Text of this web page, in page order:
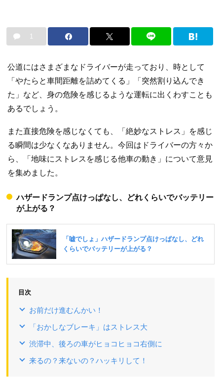
1
公道にはさまざまなドライバーが走っており、時として
「やたらと車間距離を詰めてくる」「突然割り込んでき
た」など、身の危険を感じるような運転に出くわすことも
あるでしょう。
また直接危険を感じなくても、「絶妙なストレス」を感じ
る瞬間は少なくなありません。今回はドライバーの方々か
ら、「地味にストレスを感じる他車の動き」について意見
を集めました。
ハザードランプ点けっぱなし、どれくらいでバッテリー
が上がる？
目次
お前だけ進むんかい！
「おかしなブレーキ」はストレス大
渋滞中、後ろの車がヒョコヒョコ右側に
来るの？来ないの？ハッキリして！